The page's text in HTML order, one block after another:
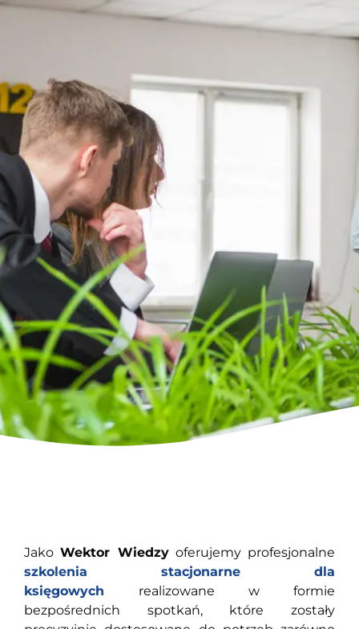
JakoWektor Wiedzyoferujemy profesjonalne
szkolenia
stacjonarne dla
księgowych
realizowane w formie
bezpośrednich spotkań, które zostały